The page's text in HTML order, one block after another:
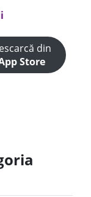
din
Store